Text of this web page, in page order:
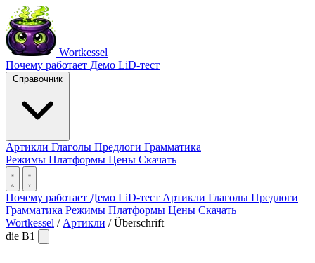
Wortkessel
Почему работает Демо LiD-тест
Справочник
Артикли Глаголы Предлоги Грамматика
Режимы Платформы Цены Скачать
Почему работает Демо LiD-тест Артикли Глаголы Предлоги
Грамматика Режимы Платформы Цены Скачать
Wortkessel / Артикли / Überschrift
die B1